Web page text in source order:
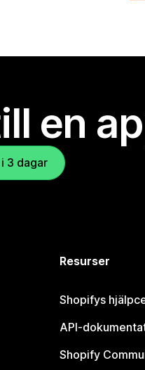
en
3 dagar
Resurser
Shopifys
API-
Shopify